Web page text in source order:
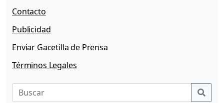
Contacto
Publicidad
Enviar Gacetilla de Prensa
Términos Legales